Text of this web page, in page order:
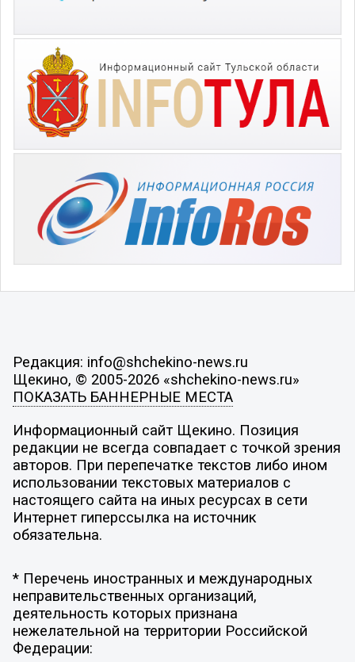
Редакция: info@shchekino-news.ru
Щекино, © 2005-2026 «shchekino-news.ru»
ПОКАЗАТЬ БАННЕРНЫЕ МЕСТА
Информационный сайт Щекино. Позиция
редакции не всегда совпадает с точкой зрения
авторов. При перепечатке текстов либо ином
использовании текстовых материалов с
настоящего сайта на иных ресурсах в сети
Интернет гиперссылка на источник
обязательна.
* Перечень иностранных и международных
неправительственных организаций,
деятельность которых признана
нежелательной на территории Российской
Федерации: